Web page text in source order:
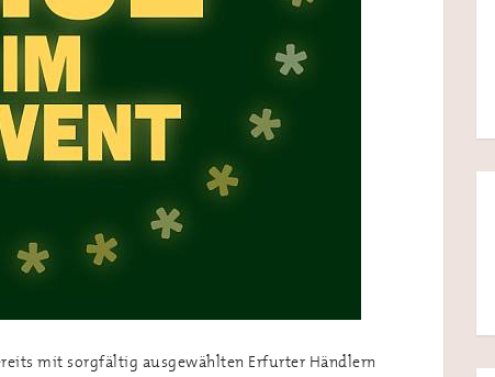
mit sorgfältig ausgewählten Erfurter Händlern